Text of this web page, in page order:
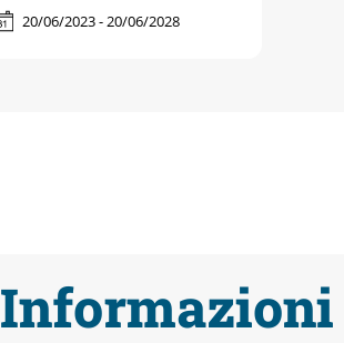
20/06/2023 - 20/06/2028
Informazioni